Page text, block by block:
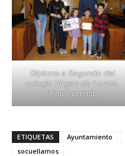
Diploma a Segundo del
colegio Virgen de Loreto.
Primer premio.
ETIQUETAS Ayuntamiento
socuellamos